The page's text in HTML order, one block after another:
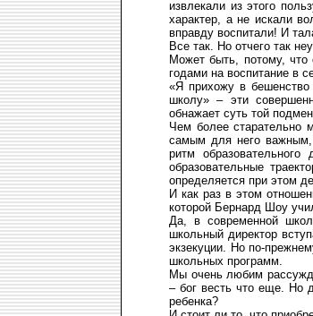
извлекали из этого
характер, а не искали
вправду воспитали! И
Все так. Но отчего так
Может быть, потому, что
годами на воспитание в
«Я прихожу в
школу» – эти
обнажает суть той
Чем более старательно
самым для него важным,
ритм
образовательные
определяется при этом
И как раз в этом
которой Бернард Шоу
Да, в современной
школьный директор
экзекуции. Но по-
школьных программ.
Мы очень любим
– бог весть что еще. Но
ребенка?